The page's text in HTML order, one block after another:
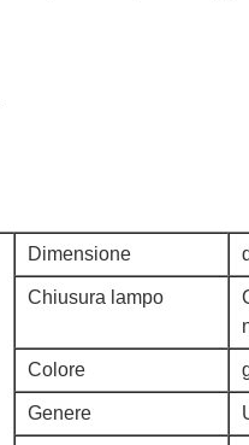
Dimensione
Chiusura lampo
Colore
Genere